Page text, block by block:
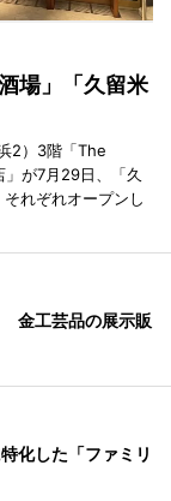
場」「久留米
2）3階「The
が7月29日、「久
れぞれオープンし
金工芸品の展示販
化した「ファミリ